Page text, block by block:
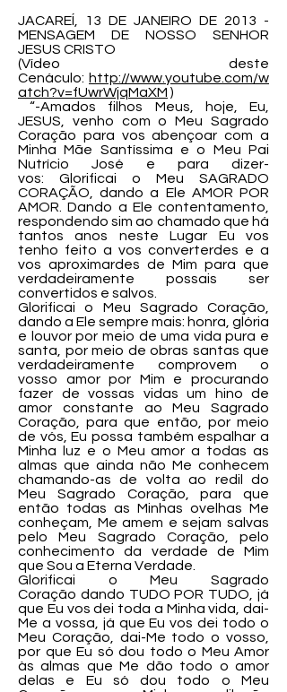
JACAREÍ, 13 DE JANEIRO DE 2013 -
MENSAGEM DE NOSSO SENHOR
JESUS CRISTO
(Vídeo deste
Cenáculo: http://www.youtube.com/w
atch?v=fUwrWjqMaXM )
“-Amados filhos Meus, hoje, Eu,
JESUS, venho com o Meu Sagrado
Coração para vos abençoar com a
Minha Mãe Santíssima e o Meu Pai
Nutrício José e para dizer-
vos: Glorificai o Meu SAGRADO
CORAÇÃO, dando a Ele AMOR POR
AMOR. Dando a Ele contentamento,
respondendo sim ao chamado que há
tantos anos neste Lugar Eu vos
tenho feito a vos converterdes e a
vos aproximardes de Mim para que
verdadeiramente possais ser
convertidos e salvos.
Glorificai o Meu Sagrado Coração,
dando a Ele sempre mais: honra, glória
e louvor por meio de uma vida pura e
santa, por meio de obras santas que
verdadeiramente comprovem o
vosso amor por Mim e procurando
fazer de vossas vidas um hino de
amor constante ao Meu Sagrado
Coração, para que então, por meio
de vós, Eu possa também espalhar a
Minha luz e o Meu amor a todas as
almas que ainda não Me conhecem
chamando-as de volta ao redil do
Meu Sagrado Coração, para que
então todas as Minhas ovelhas Me
conheçam, Me amem e sejam salvas
pelo Meu Sagrado Coração, pelo
conhecimento da verdade de Mim
que Sou a Eterna Verdade.
Glorificai o Meu Sagrado
Coração dando TUDO POR TUDO, já
que Eu vos dei toda a Minha vida, dai-
Me a vossa, já que Eu vos dei todo o
Meu Coração, dai-Me todo o vosso,
por que Eu só dou todo o Meu Amor
às almas que Me dão todo o amor
delas e Eu só dou todo o Meu